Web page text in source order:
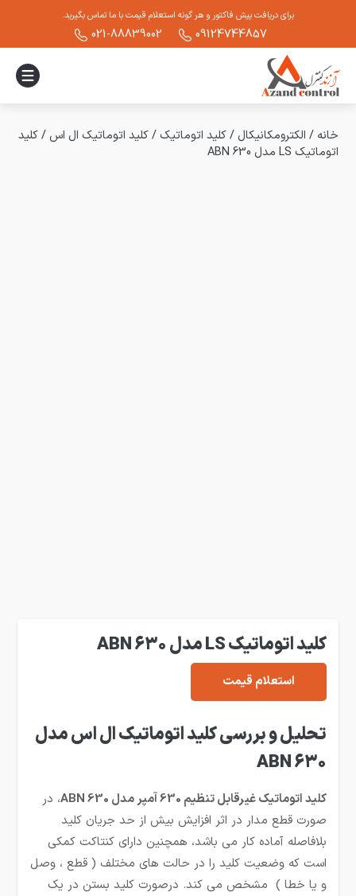
برای دریافت پیش فاکتور و هر گونه استعلام قیمت با ما تماس بگیرید.
09124744857
021-88839002
خانه / الکترومکانیکال /کلید اتوماتیک /کلید اتوماتیک ال اس /کلید
اتوماتیک LS مدل ABN 630
کلید اتوماتیک LS مدل ABN 630
استعلام قیمت
تحلیل و بررسی کلید اتوماتیک ال اس مدل
ABN 630
کلید اتوماتیک غیرقابل تنظیم 630 آمپر مدل ABN 630
، در
صورت قطع مدار در اثر افزایش بیش از حد جریان کلید
بلافاصله آماده کار می باشد، همچنین دارای کنتاکت کمکی
است که وضعیت کلید را در حالت های مختلف ( قطع ، وصل
و یا خطا ) مشخص می کند. درصورت کلید بستن در یک